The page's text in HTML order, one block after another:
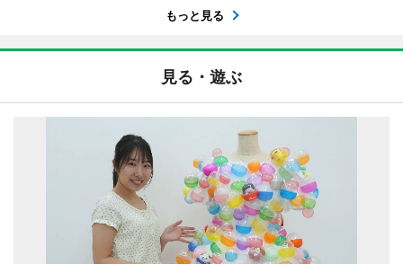
もっと見る
見る・遊ぶ